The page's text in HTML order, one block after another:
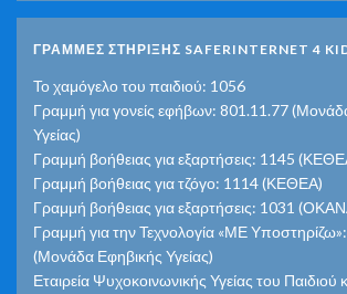
ΓΡΑΜΜΕΣ ΣΤΗΡΙΞΗΣ SAFERINTERNET 4
Το χαμόγελο του παιδιού: 1056
Γραμμή για γονείς εφήβων: 801.11.77
Υγείας)
Γραμμή βοήθειας για εξαρτήσεις: 1145
Γραμμή βοήθειας για τζόγο: 1114 (ΚΕΘΕΑ)
Γραμμή βοήθειας για εξαρτήσεις: 1031
Γραμμή για την Τεχνολογία «ΜΕ
(Μονάδα Εφηβικής Υγείας)
Εταιρεία Ψυχοκοινωνικής Υγείας του